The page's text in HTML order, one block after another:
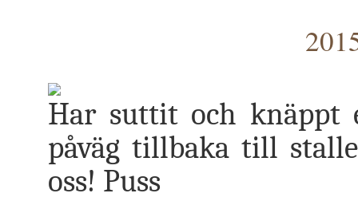
Har suttit och
påväg tillbaka till
oss! Puss